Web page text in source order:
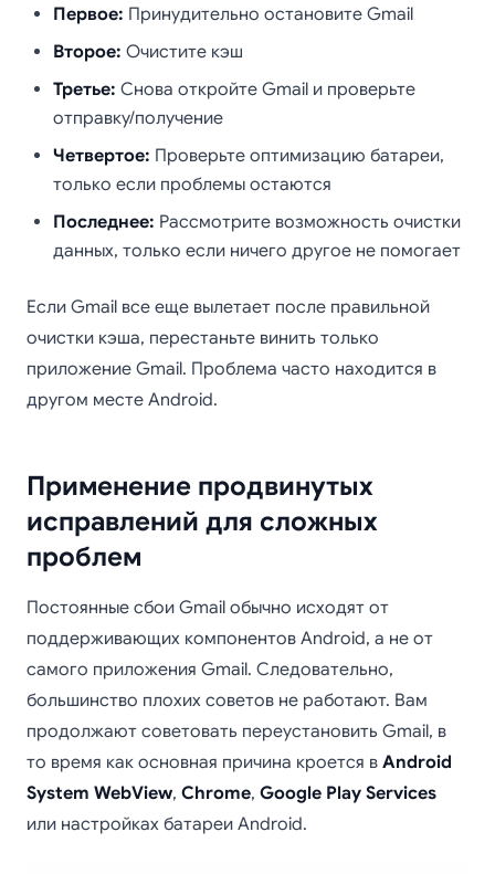
Первое: Принудительно остановите Gmail
Второе: Очистите кэш
Третье: Снова откройте Gmail и проверьте
отправку/получение
Четвертое: Проверьте оптимизацию батареи,
только если проблемы остаются
Последнее: Рассмотрите возможность очистки
данных, только если ничего другое не помогает
Если Gmail все еще вылетает после правильной
очистки кэша, перестаньте винить только
приложение Gmail. Проблема часто находится в
другом месте Android.
Применение продвинутых
исправлений для сложных
проблем
Постоянные сбои Gmail обычно исходят от
поддерживающих компонентов Android, а не от
самого приложения Gmail. Следовательно,
большинство плохих советов не работают. Вам
продолжают советовать переустановить Gmail, в
то время как основная причина кроется в Android
System WebView, Chrome, Google Play Services
или настройках батареи Android.